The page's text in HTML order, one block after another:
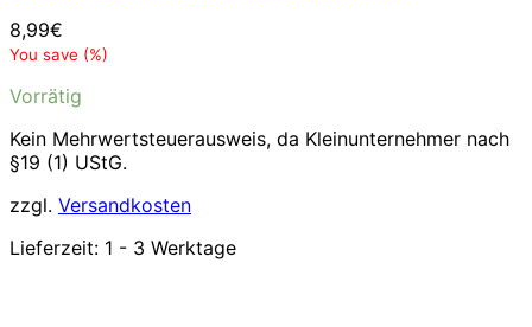
8,99€
You save (%)
Vorrätig
Kein Mehrwertsteuerausweis, da Kleinunternehmer nach
§19 (1) UStG.
zzgl. Versandkosten
Lieferzeit: 1 - 3 Werktage